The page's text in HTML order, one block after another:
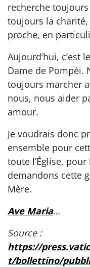
recherche
toujours la
proche, en
Aujourd’hui, c’est
Dame de Pompéi.
toujours marcher
nous, nous aider
amour.
Je voudrais donc
ensemble pour
toute l’Église,
demandons cette
Mère.
Ave Maria…
Source :
https://
t/bollettino/